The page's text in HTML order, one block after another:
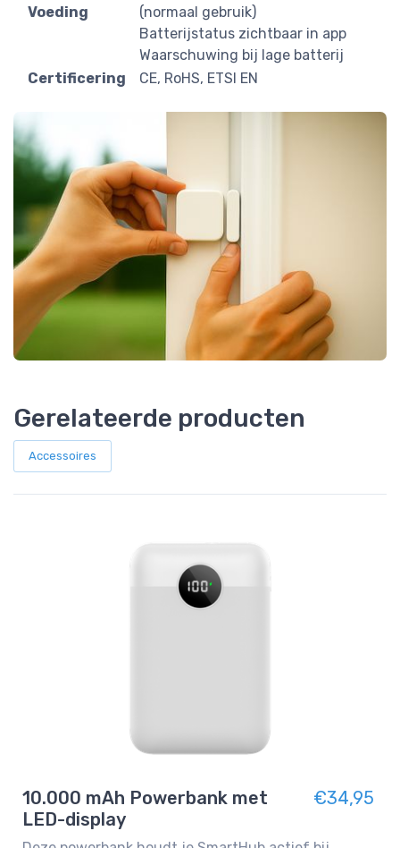
Voeding
(normaal gebruik)
Batterijstatus zichtbaar in app
Waarschuwing bij lage batterij
Certificering
CE, RoHS, ETSI EN
Gerelateerde producten
Accessoires
10.000 mAh Powerbank met
LED-display
€34,95